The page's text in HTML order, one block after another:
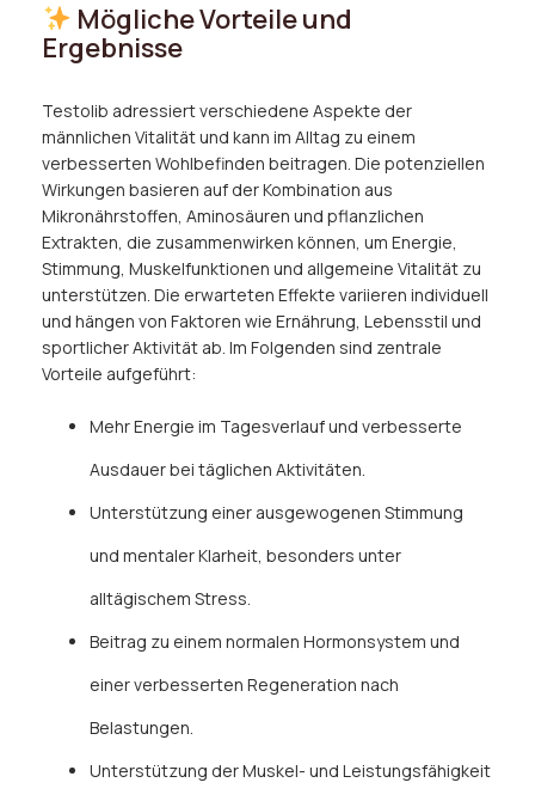
Mögliche Vorteile und
Ergebnisse
Testolib adressiert verschiedene Aspekte der
männlichen Vitalität und kann im Alltag zu einem
verbesserten Wohlbefinden beitragen. Die potenziellen
Wirkungen basieren auf der Kombination aus
Mikronährstoffen, Aminosäuren und pflanzlichen
Extrakten, die zusammenwirken können, um Energie,
Stimmung, Muskelfunktionen und allgemeine Vitalität zu
unterstützen. Die erwarteten Effekte variieren individuell
und hängen von Faktoren wie Ernährung, Lebensstil und
sportlicher Aktivität ab. Im Folgenden sind zentrale
Vorteile aufgeführt:
Mehr Energie im Tagesverlauf und verbesserte
Ausdauer bei täglichen Aktivitäten.
Unterstützung einer ausgewogenen Stimmung
und mentaler Klarheit, besonders unter
alltägischem Stress.
Beitrag zu einem normalen Hormonsystem und
einer verbesserten Regeneration nach
Belastungen.
Unterstützung der Muskel- und Leistungsfähigkeit